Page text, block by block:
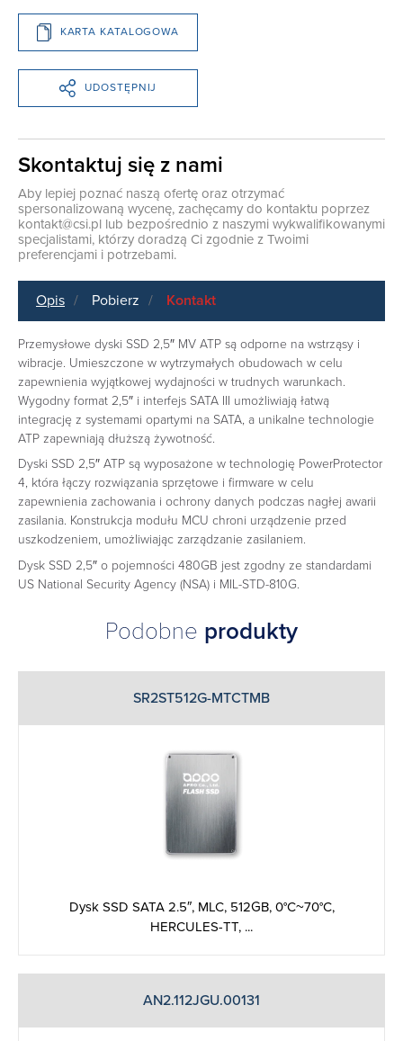
KARTA KATALOGOWA
UDOSTĘPNIJ
Skontaktuj się z nami
Aby lepiej poznać naszą ofertę oraz otrzymać
spersonalizowaną wycenę, zachęcamy do kontaktu poprzez
kontakt@csi.pl lub bezpośrednio z naszymi wykwalifikowanymi
specjalistami, którzy doradzą Ci zgodnie z Twoimi
preferencjami i potrzebami.
Opis Pobierz Kontakt
Przemysłowe dyski SSD 2,5″ MV ATP są odporne na wstrząsy i
wibracje. Umieszczone w wytrzymałych obudowach w celu
zapewnienia wyjątkowej wydajności w trudnych warunkach.
Wygodny format 2,5″ i interfejs SATA III umożliwiają łatwą
integrację z systemami opartymi na SATA, a unikalne technologie
ATP zapewniają dłuższą żywotność.
Dyski SSD 2,5″ ATP są wyposażone w technologię PowerProtector
4, która łączy rozwiązania sprzętowe i firmware w celu
zapewnienia zachowania i ochrony danych podczas nagłej awarii
zasilania. Konstrukcja modułu MCU chroni urządzenie przed
uszkodzeniem, umożliwiając zarządzanie zasilaniem.
Dysk SSD 2,5″ o pojemności 480GB jest zgodny ze standardami
US National Security Agency (NSA) i MIL-STD-810G.
Podobne produkty
SR2ST512G-MTCTMB
Dysk SSD SATA 2.5″, MLC, 512GB, 0°C~70°C,
HERCULES-TT, ...
AN2.112JGU.00131